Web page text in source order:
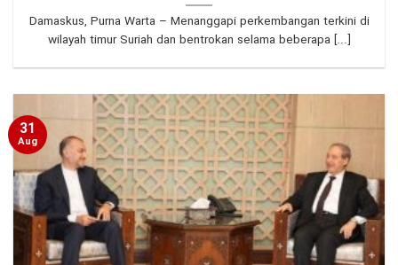
Damaskus, Purna Warta – Menanggapi perkembangan terkini di
wilayah timur Suriah dan bentrokan selama beberapa [...]
31
Aug